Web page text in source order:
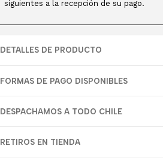
siguientes a la recepción de su pago.
DETALLES DE PRODUCTO
FORMAS DE PAGO DISPONIBLES
DESPACHAMOS A TODO CHILE
RETIROS EN TIENDA